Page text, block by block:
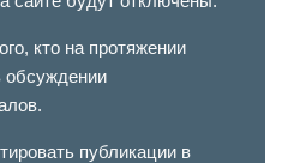
кто на протяжении
обсуждении
публикации в